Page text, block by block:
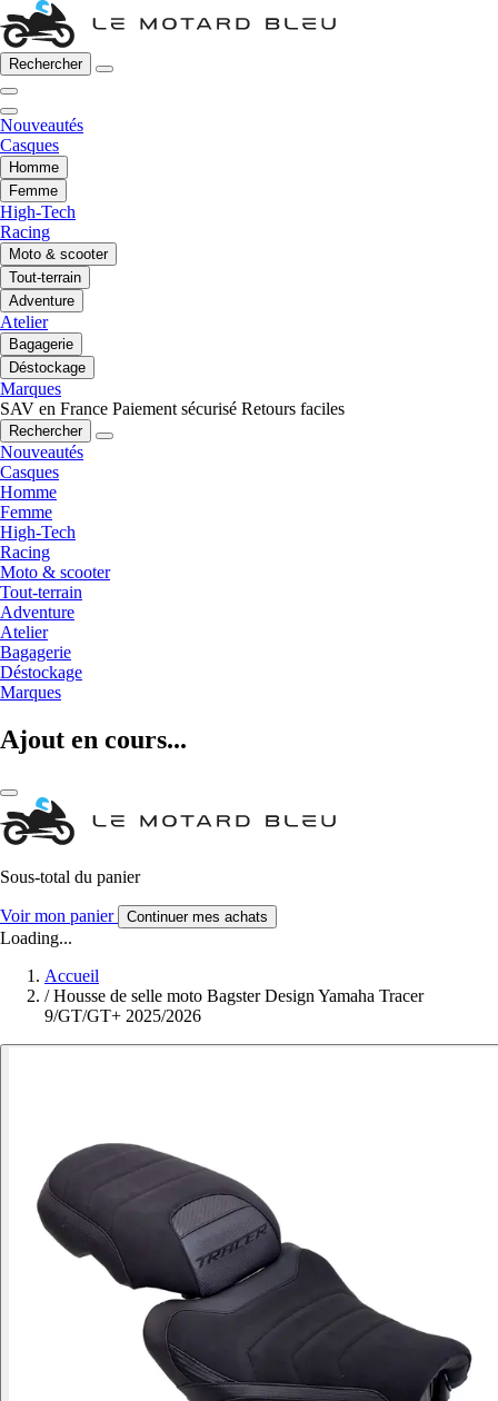
Rechercher
Nouveautés
Casques
Homme
Femme
High-Tech
Racing
Moto & scooter
Tout-terrain
Adventure
Atelier
Bagagerie
Déstockage
Marques
SAV en France Paiement sécurisé Retours faciles
Rechercher
Nouveautés
Casques
Homme
Femme
High-Tech
Racing
Moto & scooter
Tout-terrain
Adventure
Atelier
Bagagerie
Déstockage
Marques
Ajout en cours...
Sous-total du panier
Voir mon panier Continuer mes achats
Loading...
Accueil
/ Housse de selle moto Bagster Design Yamaha Tracer
9/GT/GT+ 2025/2026